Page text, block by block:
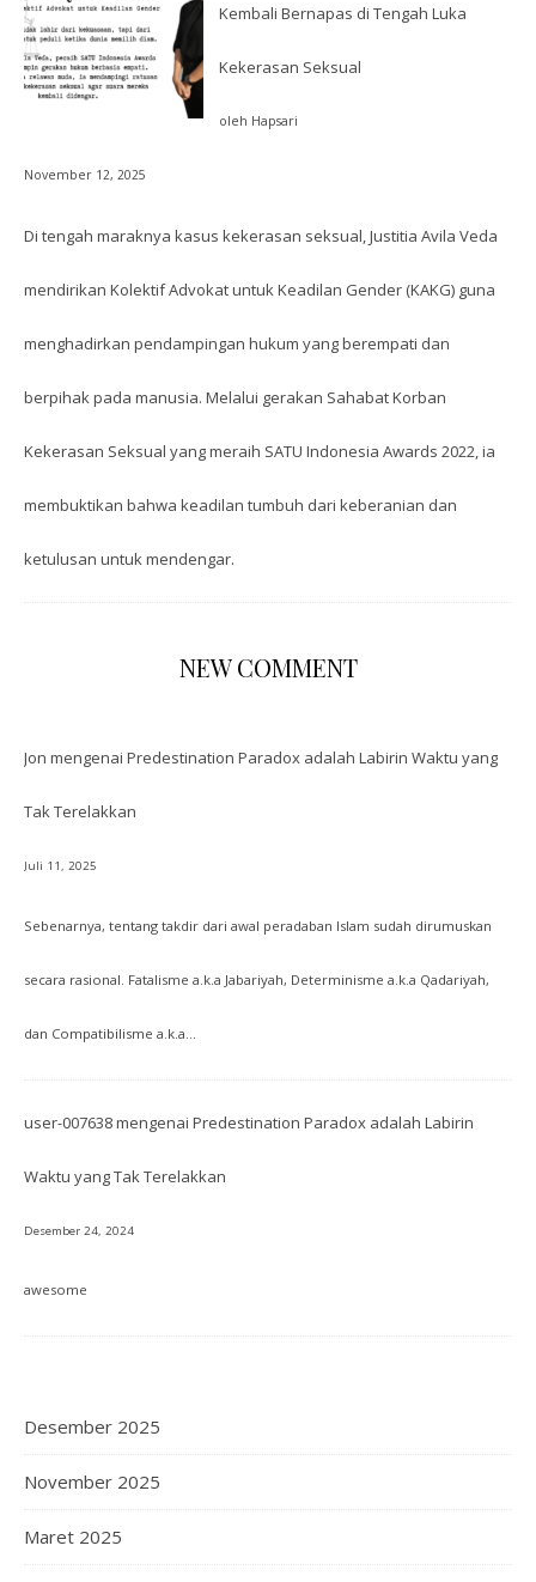
Kembali Bernapas di Tengah Luka
Kekerasan Seksual
oleh Hapsari
November 12, 2025
Di tengah maraknya kasus kekerasan seksual, Justitia Avila Veda
mendirikan Kolektif Advokat untuk Keadilan Gender (KAKG) guna
menghadirkan pendampingan hukum yang berempati dan
berpihak pada manusia. Melalui gerakan Sahabat Korban
Kekerasan Seksual yang meraih SATU Indonesia Awards 2022, ia
membuktikan bahwa keadilan tumbuh dari keberanian dan
ketulusan untuk mendengar.
NEW COMMENT
Jon mengenai Predestination Paradox adalah Labirin Waktu yang
Tak Terelakkan
Juli 11, 2025
Sebenarnya, tentang takdir dari awal peradaban Islam sudah dirumuskan
secara rasional. Fatalisme a.k.a Jabariyah, Determinisme a.k.a Qadariyah,
dan Compatibilisme a.k.a…
user-007638mengenai Predestination Paradox adalah Labirin
Waktu yang Tak Terelakkan
Desember 24, 2024
awesome
Desember 2025
November 2025
Maret 2025